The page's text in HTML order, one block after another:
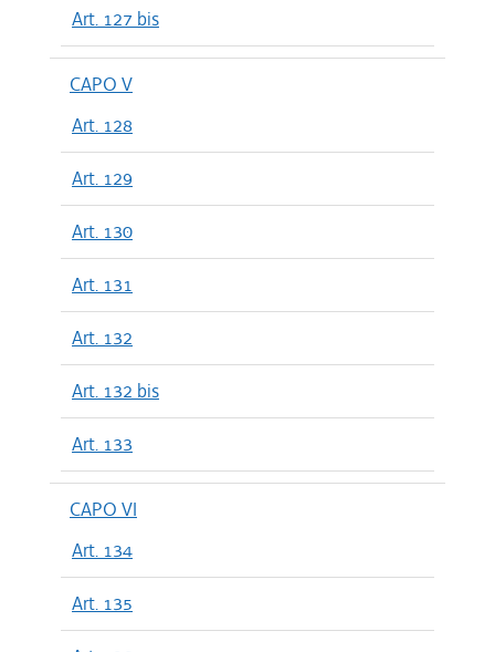
Art. 127 bis
CAPO V
Art. 128
Art. 129
Art. 130
Art. 131
Art. 132
Art. 132 bis
Art. 133
CAPO VI
Art. 134
Art. 135